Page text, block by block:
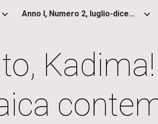
Skip to navigation
Anno I, Numero 2, luglio-dicembre 2012